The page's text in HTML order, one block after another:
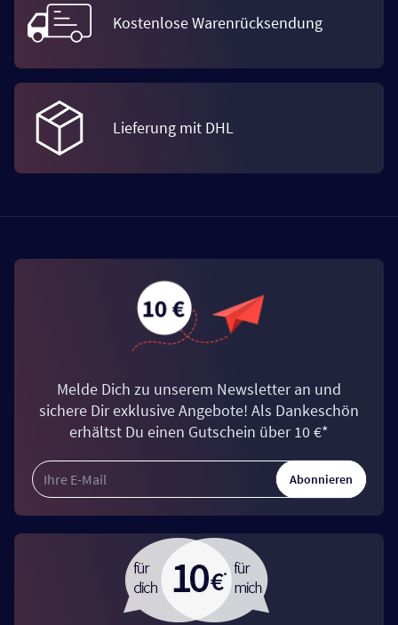
Kostenlose Warenrücksendung
Lieferung mit DHL
Melde Dich zu unserem Newsletter an und
sichere Dir exklusive Angebote! Als Dankeschön
erhältst Du einen Gutschein über 10 €*
Abonnieren